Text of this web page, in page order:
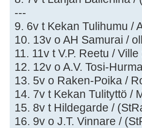
---
9. 6v t Kekan Tulihumu /
10. 13v o AH Samurai /
11. 11v t V.P. Reetu /
12. 12v o A.V. Tosi-
13. 5v o Raken-Poika /
14. 7v t Kekan Tulityttö /
15. 8v t Hildegarde /
16. 9v o J.T. Vinnare /